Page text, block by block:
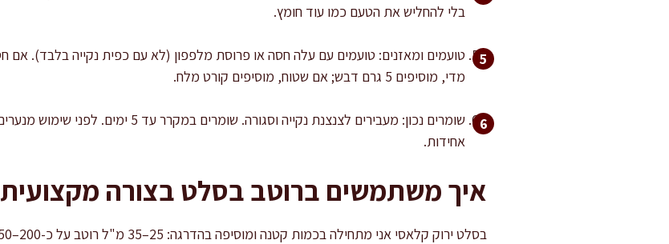
בלי להחליש את הטעם כמו עוד חומץ.
מדי, מוסיפים 5 גרם דבש; אם שטוח, מוסיפים קורט מלח.
אחידות.
איך משתמשים ברוטב בסלט בצורה מקצועית